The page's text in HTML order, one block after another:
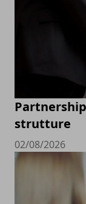
strutture
02/08/2026